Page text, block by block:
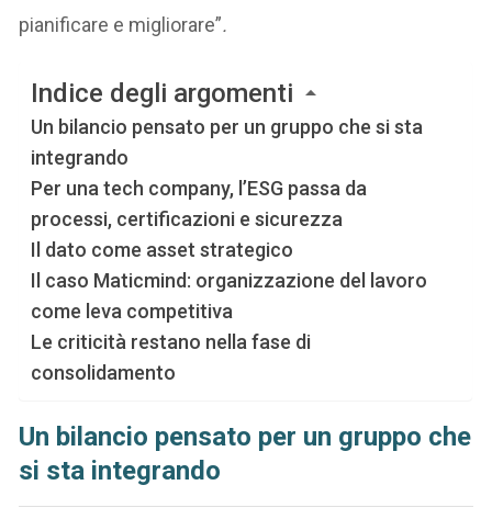
pianificare e migliorare”.
Indice degli argomenti
Un bilancio pensato per un gruppo che si sta
integrando
Per una tech company, l’ESG passa da
processi, certificazioni e sicurezza
Il dato come asset strategico
Il caso Maticmind: organizzazione del lavoro
come leva competitiva
Le criticità restano nella fase di
consolidamento
Un bilancio pensato per un gruppo che
si sta integrando